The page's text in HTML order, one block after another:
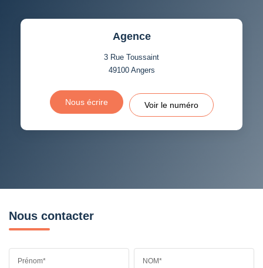
Agence
3 Rue Toussaint
49100 Angers
Nous écrire Voir le numéro
Nous contacter
Prénom* NOM*